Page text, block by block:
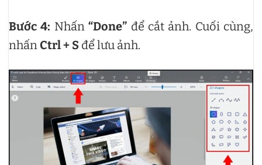
Bước 4: Nhấn“Done” để cắt ảnh. Cuối cùng,
nhấnCtrl + S để lưu ảnh.